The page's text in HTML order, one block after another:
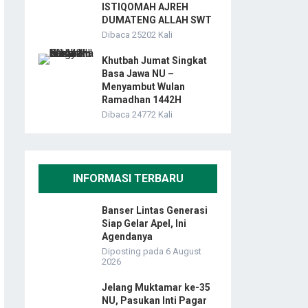
ISTIQOMAH AJREH
DUMATENG ALLAH SWT
Dibaca 25202 Kali
Khutbah Jumat Singkat
Basa Jawa NU –
Menyambut Wulan
Ramadhan 1442H
Dibaca 24772 Kali
INFORMASI TERBARU
Banser Lintas Generasi
Siap Gelar Apel, Ini
Agendanya
Diposting pada 6 August
2026
Jelang Muktamar ke-35
NU, Pasukan Inti Pagar